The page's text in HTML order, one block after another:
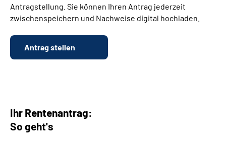
Suche
Antragstellung. Sie können Ihren Antrag jederzeit
zwischenspeichern und Nachweise digital hochladen.
Antrag stellen
Ihr Rentenantrag:
So geht's